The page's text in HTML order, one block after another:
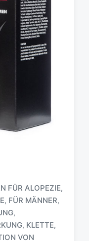
FÜR ALOPEZIE,
, FÜR MÄNNER,
,
, KLETTE,
VON